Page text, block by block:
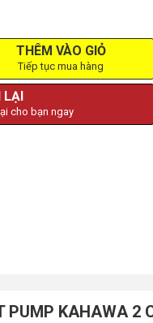
THÊM VÀO GIỎ
Tiếp tục mua hàng
LẠI
cho bạn ngay
PUMP KAHAWA 2